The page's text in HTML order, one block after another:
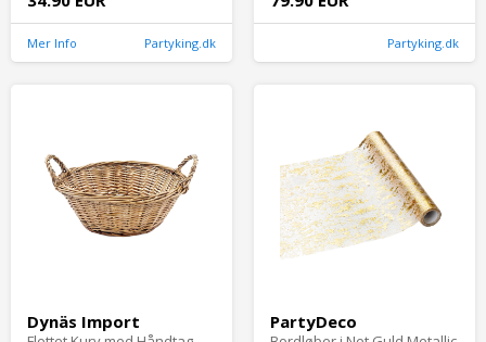
Mer Info Partyking.dk Partyking.dk
Dynäs Import PartyDeco